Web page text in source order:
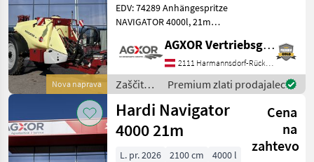
Nova naprava
EDV: 74289 Anhängespritze
NAVIGATOR 4000l, 21m
Standardausstattung:
Behälter: - 4.000 Liter PE-
Behälter mit niedrigem
Schwerpunkt
AGXOR Vertriebsgesellschaft Ost GmbH
2111 Harmannsdorf-Rückersdorf
Zaščita
rastlin /
Hardi
Premium zlati prodajalec
Hardi Navigator
4000 21m
Cena
na
zahtevo
L. pr. 2026 2100 cm
4000 l